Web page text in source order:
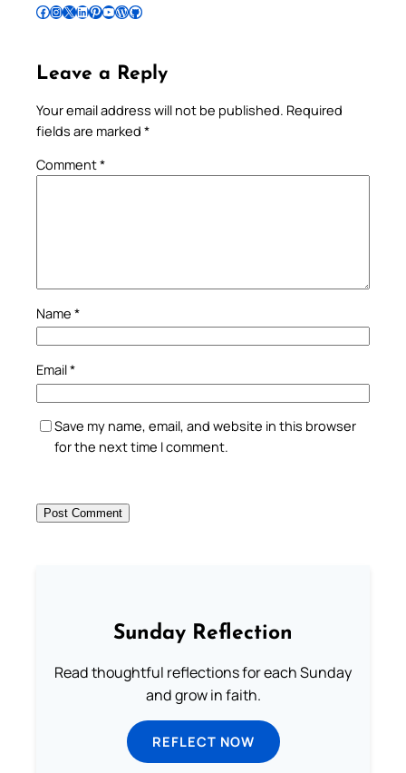
Follow Pradeep on Facebook Follow Pradeep on InstagramFollow Pradeep on X Follow Pradeep on LinkedIn Follow Pradeep on Pinterest Subscribe to Pradeep’s Youtube Channel Follow Pradeep on WordPress Follow Pradeep on GitHub
Leave a Reply
Your email address will not be published. Required
fields are marked *
Comment*
Name *
Email*
Save my name, email, and website in this browser
for the next time I comment.
Sunday Reflection
Read thoughtful reflections for each Sunday
and grow in faith.
REFLECT NOW